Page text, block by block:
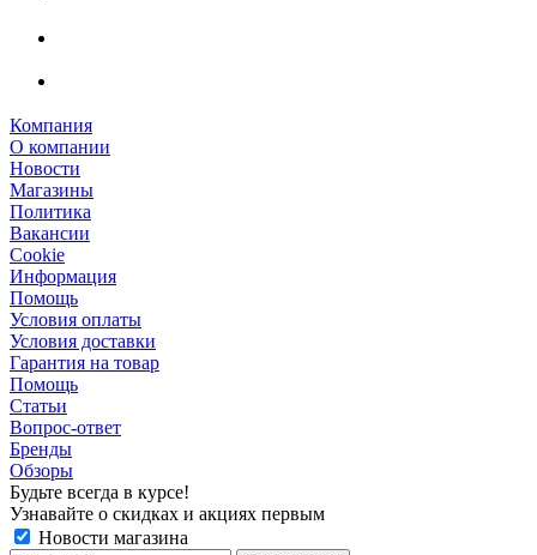
Компания
О компании
Новости
Магазины
Политика
Вакансии
Сookie
Информация
Помощь
Условия оплаты
Условия доставки
Гарантия на товар
Помощь
Статьи
Вопрос-ответ
Бренды
Обзоры
Будьте всегда в курсе!
Узнавайте о скидках и акциях первым
Новости магазина